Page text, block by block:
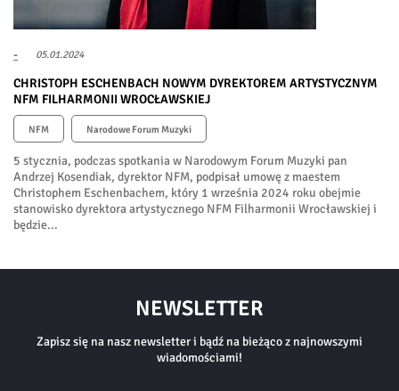
- 05.01.2024
CHRISTOPH ESCHENBACH NOWYM DYREKTOREM ARTYSTYCZNYM
NFM FILHARMONII WROCŁAWSKIEJ
NFM Narodowe Forum Muzyki
5 stycznia, podczas spotkania w Narodowym Forum Muzyki pan
Andrzej Kosendiak, dyrektor NFM, podpisał umowę z maestem
Christophem Eschenbachem, który 1 września 2024 roku obejmie
stanowisko dyrektora artystycznego NFM Filharmonii Wrocławskiej i
będzie...
NEWSLETTER
Zapisz się na nasz newsletter i bądź na bieżąco z najnowszymi
wiadomościami!